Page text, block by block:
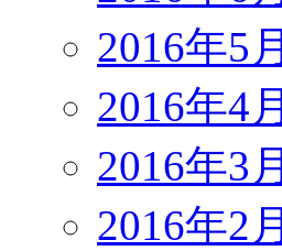
2016年5月
2016年4月
2016年3月
2016年2月